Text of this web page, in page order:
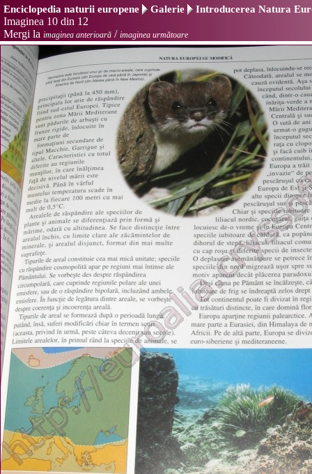
Enciclopedia naturii europene Galerie Introducerea Natura
Imaginea 10 din 12
Mergi la imaginea anterioară / imaginea următoare